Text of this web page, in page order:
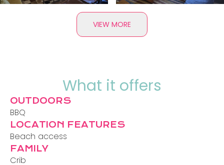
VIEW MORE
What it offers
OUTDOORS
BBQ
LOCATION FEATURES
Beach access
FAMILY
Crib